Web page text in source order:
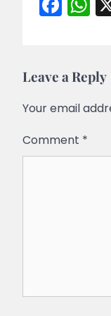
Leave a Reply
Your email
Comment *